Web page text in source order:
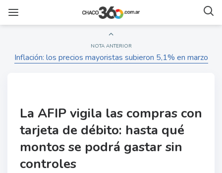
NOTA ANTERIOR
Inflación: los precios mayoristas subieron 5,1% en marzo
La AFIP vigila las compras con
tarjeta de débito: hasta qué
montos se podrá gastar sin
controles